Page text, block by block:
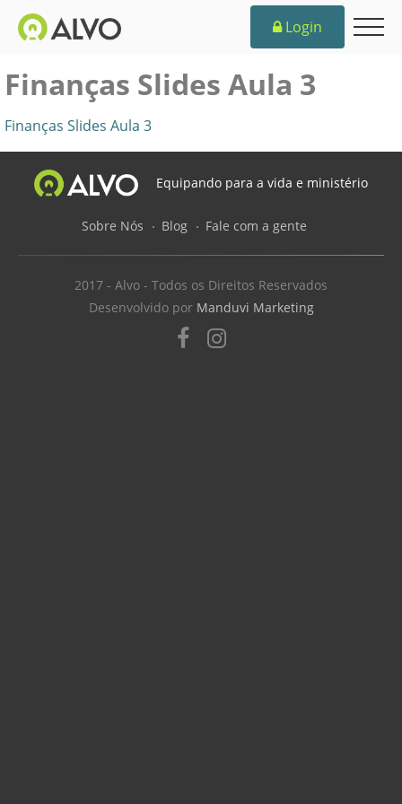
Login
Finanças Slides Aula 3
Finanças Slides Aula 3
Equipando para a vida e ministério
Sobre Nós Blog Fale com a gente
2017 - Alvo - Todos os Direitos Reservados
Desenvolvido por Manduvi Marketing